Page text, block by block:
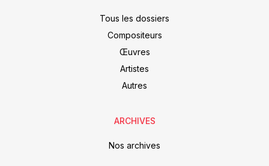
Tous les dossiers
Compositeurs
Œuvres
Artistes
Autres
ARCHIVES
Nos archives